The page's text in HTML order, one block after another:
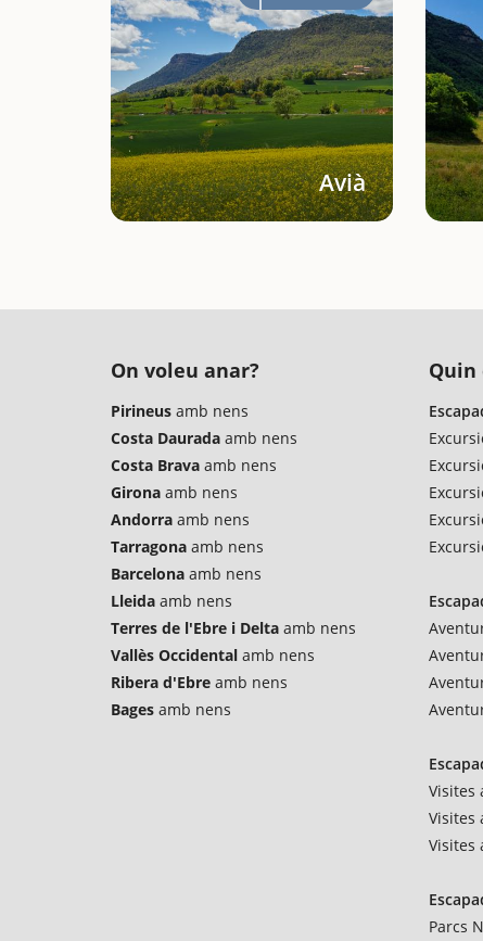
Avià
On voleu anar?
Pirineus amb nens
Costa Daurada amb nens
Costa Brava amb nens
Girona amb nens
Andorra amb nens
Tarragona amb nens
Barcelona amb nens
Lleida amb nens
Terres de l'Ebre i Delta amb nens
Vallès Occidental amb nens
Ribera d'Ebre amb nens
Bages amb nens
Quin
Visites
Visites
Visites
Parcs